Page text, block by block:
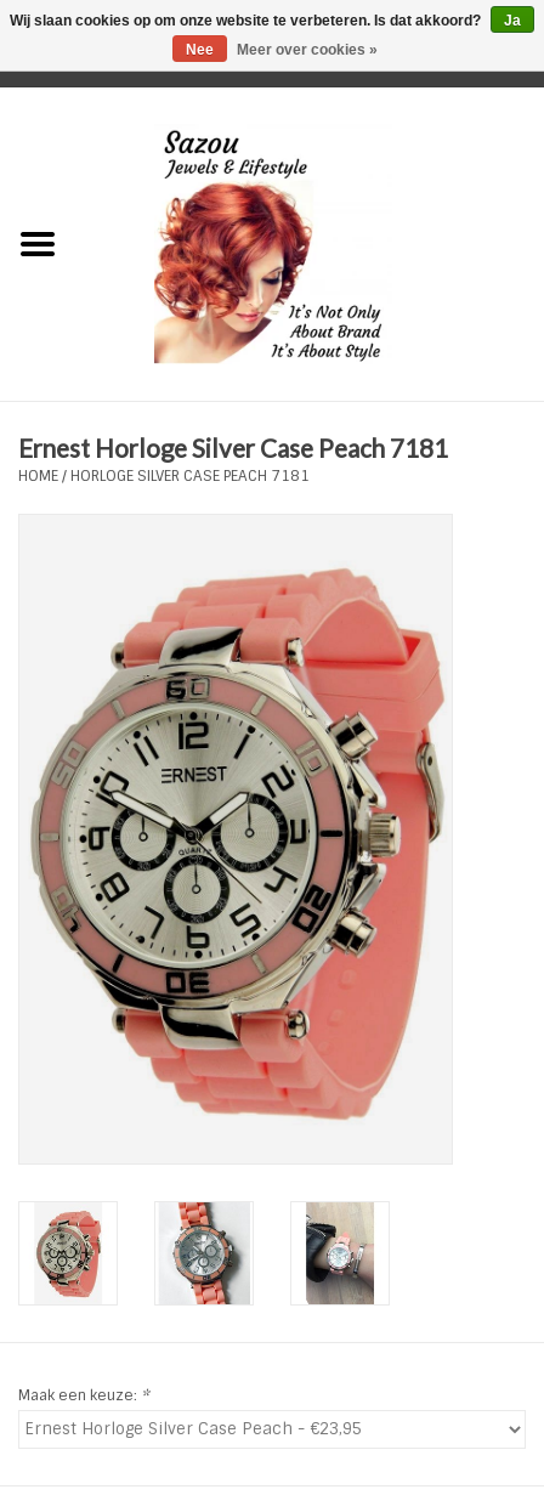
Just for Him
Plus Size Sieraden
Haaraccesoires
Zonnebrillen
Fashion
ON THE BEACH
Charmin*s
Ohlala Jewels
LIFESTYLE PRODUCTEN
Blog
Ernest Horloge Silver Case Peach 7181
HOME/ HORLOGE SILVER CASE PEACH 7181
Maak een keuze: *
Wij slaan cookies op om onze website te verbeteren. Is dat akkoord?
Ja
Nee
Meer over cookies »